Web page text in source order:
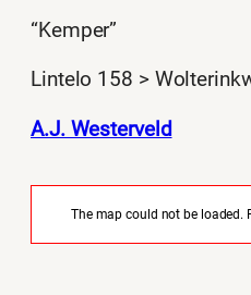
“Kemper”
Lintelo 158 >
A.J. Westerveld
The map could not be loaded.